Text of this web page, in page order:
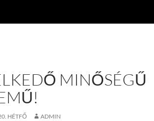
MINŐSÉGŰ
HÉTFŐ ADMIN